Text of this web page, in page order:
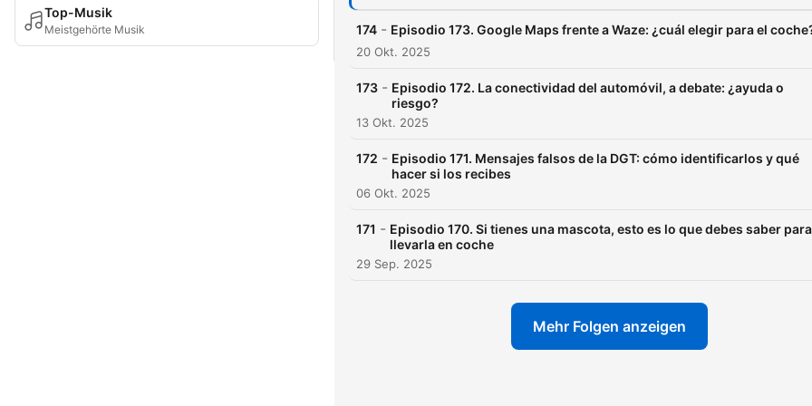
Top-Musik
Meistgehörte Musik
digerir algo mejor
poco familiares para la
174 - Episodio 173. Google Maps frente a Waze: ¿cuál elegir para el
20 Okt. 2025
173 - Episodio 172. La conectividad del automóvil, a debate: ¿ayuda o
riesgo?
13 Okt. 2025
172 - Episodio 171. Mensajes falsos de la DGT: cómo identificarlos y qué
hacer si los recibes
06 Okt. 2025
171 - Episodio 170. Si tienes una mascota, esto es lo que debes saber para
llevarla en coche
29 Sep. 2025
Mehr Folgen anzeigen